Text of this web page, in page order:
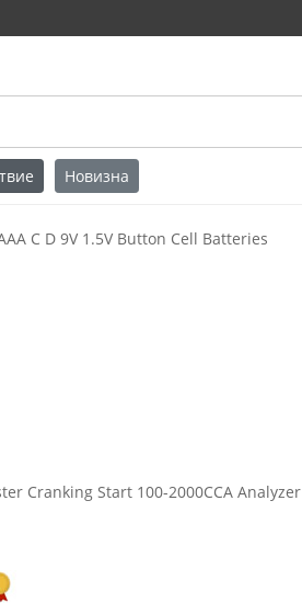
Новизна
C D 9V 1.5V Button Cell Batteries
Cranking Start 100-2000CCA Analyzer